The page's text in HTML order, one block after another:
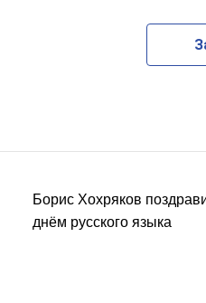
Борис Хохряков
днём русского языка